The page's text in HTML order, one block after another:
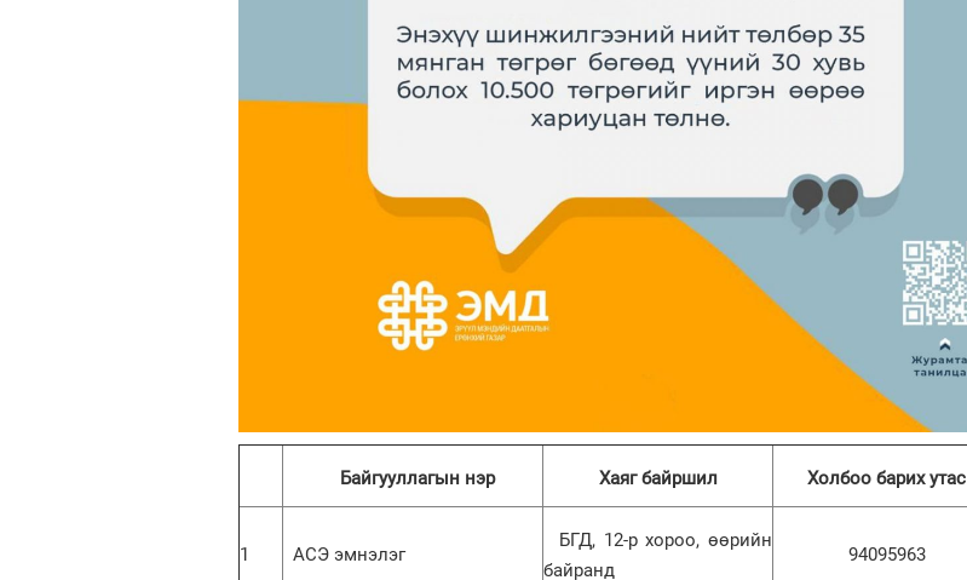
Байгууллагын нэр Хаяг байршил Холбоо барих утас
1 АСЭ эмнэлэг
БГД, 12-р хороо, өөрийн
байранд
94095963